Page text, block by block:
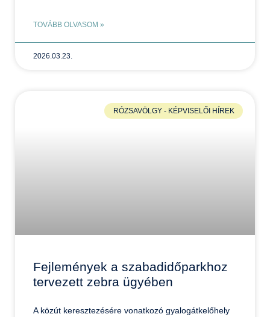
TOVÁBB OLVASOM »
2026.03.23.
RÓZSAVÖLGY - KÉPVISELŐI HÍREK
Fejlemények a szabadidőparkhoz
tervezett zebra ügyében
A közút keresztezésére vonatkozó gyalogátkelőhely